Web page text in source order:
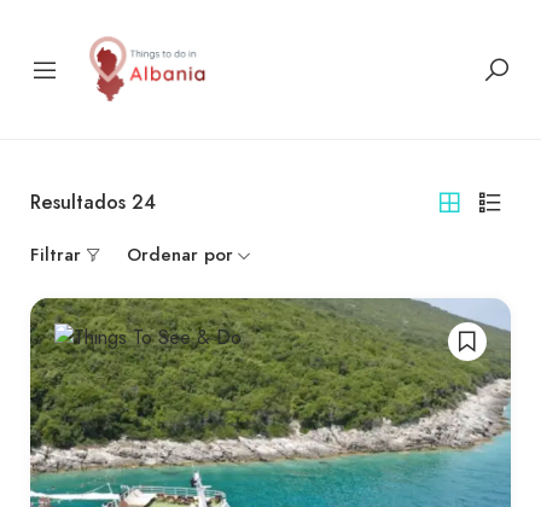
Resultados 24
Filtrar Ordenar por